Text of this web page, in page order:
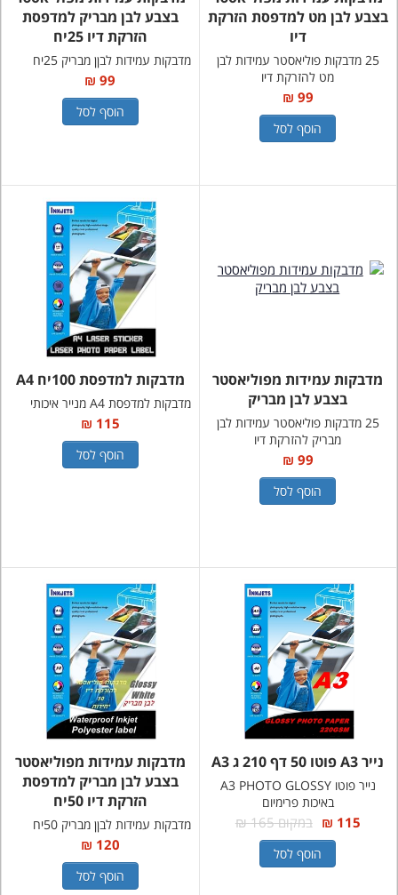
בצבע לבן מט למדפסת הזרקת
דיו
25 מדבקות פוליאסטר עמידות לבן
מט להזרקת דיו
99 ₪
הוסף לסל
בצבע לבן מבריק למדפסת
הזרקת דיו 25יח
מדבקות עמידות לבןן מבריק 25יח
99 ₪
הוסף לסל
מדבקות עמידות מפוליאסטר
בצבע לבן מבריק
25 מדבקות פוליאסטר עמידות לבן
מבריק להזרקת דיו
99 ₪
הוסף לסל
מדבקות למדפסת 100יח A4
מדבקות למדפסת A4 מנייר איכותי
115 ₪
הוסף לסל
נייר A3 פוטו 50 דף 210 ג A3
נייר פוטו A3 PHOTO GLOSSY
באיכות פרימיום
115 ₪ במקום 165 ₪
הוסף לסל
מדבקות עמידות מפוליאסטר
בצבע לבן מבריק למדפסת
הזרקת דיו 50יח
מדבקות עמידות לבןן מבריק 50יח
120 ₪
הוסף לסל